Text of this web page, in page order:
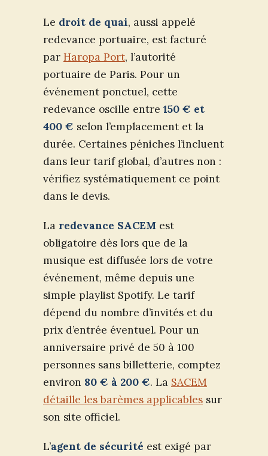
Le droit de quai, aussi appelé
redevance portuaire, est facturé
par Haropa Port, l’autorité
portuaire de Paris. Pour un
événement ponctuel, cette
redevance oscille entre 150 € et
400 € selon l’emplacement et la
durée. Certaines péniches l’incluent
dans leur tarif global, d’autres non :
vérifiez systématiquement ce point
dans le devis.
La redevance SACEM est
obligatoire dès lors que de la
musique est diffusée lors de votre
événement, même depuis une
simple playlist Spotify. Le tarif
dépend du nombre d’invités et du
prix d’entrée éventuel. Pour un
anniversaire privé de 50 à 100
personnes sans billetterie, comptez
environ 80 € à 200 €. La SACEM
détaille les barèmes applicables sur
son site officiel.
L’agent de sécurité est exigé par